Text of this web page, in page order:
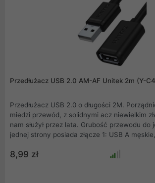
Przedłużacz USB 2.0 AM-AF Unitek 2m (Y-
Przedłużacz USB 2.0 o długości 2M. Porządnie wykonany z
miedzi przewód, z solidnymi acz niewielkim
nam służył przez lata. Grubość przewodu do
jednej strony posiada złącze 1: USB A
złącze 2: USB A żeńskie. Nie wymaga
przy urządzeniach o małym poborze mocy.
8,99 zł